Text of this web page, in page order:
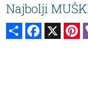
Najbolji
Share Facebook